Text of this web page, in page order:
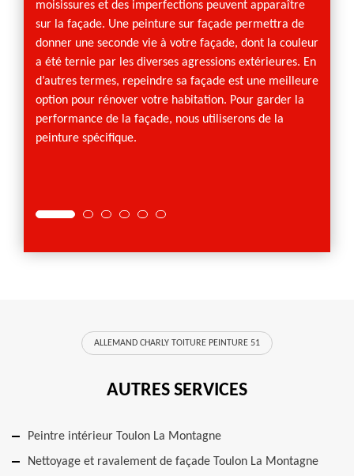
moisissures et des imperfections peuvent apparaître
sur la façade. Une peinture sur façade permettra de
donner une seconde vie à votre façade, dont la couleur
a été ternie par les diverses agressions extérieures. En
d’autres termes, repeindre sa façade est une meilleure
option pour rénover votre habitation. Pour garder la
performance de la façade, nous utiliserons de la
peinture spécifique.
ALLEMAND CHARLY TOITURE PEINTURE 51
AUTRES SERVICES
Peintre intérieur Toulon La Montagne
Nettoyage et ravalement de façade Toulon La Montagne